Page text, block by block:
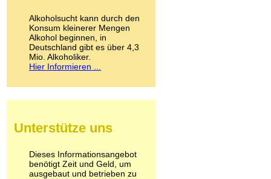
LSD
Marihuana
Medikamente
Meskalin
Metamphetamin
Methadon
Pilze
Psychopharmaka
Schlafmittel
Schmerzmittel
Alkoholsucht kann durch den
Konsum kleinerer Mengen
Alkohol beginnen, in
Deutschland gibt es über 4,3
Mio. Alkoholiker.
Hier Informieren ...
Unterstütze uns
Dieses Informationsangebot
benötigt Zeit und Geld, um
ausgebaut und betrieben zu